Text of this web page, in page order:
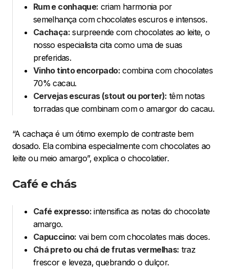
Rum e conhaque: criam harmonia por
semelhança com chocolates escuros e intensos.
Cachaça:surpreende com chocolates ao leite, o
nosso especialista cita como uma de suas
preferidas.
Vinho tinto encorpado:combina com chocolates
70% cacau.
Cervejas escuras (stout ou porter): têm notas
torradas que combinam com o amargor do cacau.
“A cachaça é um ótimo exemplo de contraste bem
dosado. Ela combina especialmente com chocolates ao
leite ou meio amargo”, explica o chocolatier.
Café e chás
Café expresso: intensifica as notas do chocolate
amargo.
Capuccino: vai bem com chocolates mais doces.
Chá preto ou chá de frutas vermelhas: traz
frescor e leveza, quebrando o dulçor.